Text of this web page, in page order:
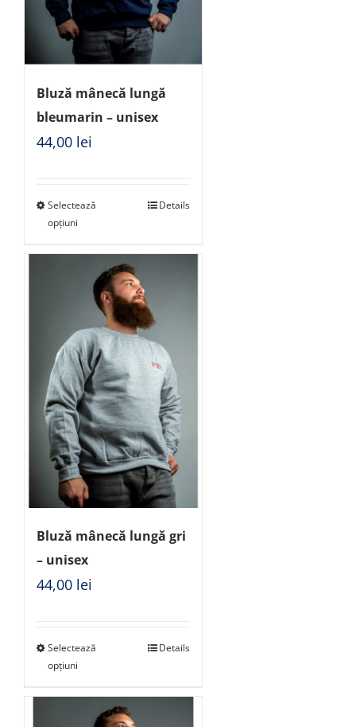
Bluză mânecă lungă
bleumarin – unisex
44,00 lei
Selectează
opțiuni
Details
Bluză mânecă lungă gri
– unisex
44,00 lei
Selectează
opțiuni
Details